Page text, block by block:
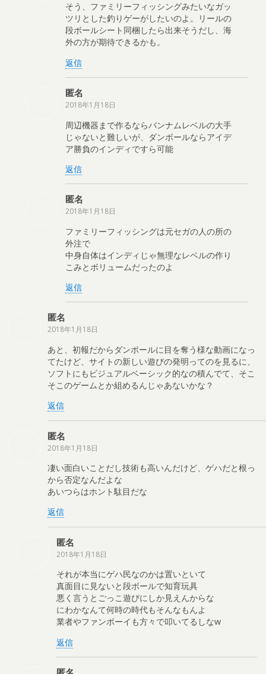
そう、ファミリーフィッシングみたいなガッ
ツリとした釣りゲーがしたいのよ。リールの
段ボールシート同梱したら出来そうだし、海
外の方が期待できるかも。
返信
匿名
2018年1月18日
周辺機器まで作るならバンナムレベルの大手
じゃないと難しいが、ダンボールならアイデ
ア勝負のインディですら可能
返信
匿名
2018年1月18日
ファミリーフィッシングは元セガの人の所の
外注で
中身自体はインディじゃ無理なレベルの作り
こみとボリュームだったのよ
返信
匿名
2018年1月18日
あと、初報だからダンボールに目を奪う様な動画になっ
てたけど、サイトの新しい遊びの発明ってのを見るに、
ソフトにもビジュアルベーシック的なの積んでて、そこ
そこのゲームとか組めるんじゃあないかな？
返信
匿名
2018年1月18日
凄い面白いことだし技術も高いんだけど、ゲハだと根っ
から否定なんだよな
あいつらはホント駄目だな
返信
匿名
2018年1月18日
それが本当にゲハ民なのかは置いといて
真面目に見ないと段ボールで知育玩具
悪く言うとごっこ遊びにしか見えんからな
にわかなんて何時の時代もそんなもんよ
業者やファンボーイも方々で叩いてるしなw
返信